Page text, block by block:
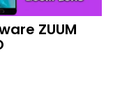
ZUUM